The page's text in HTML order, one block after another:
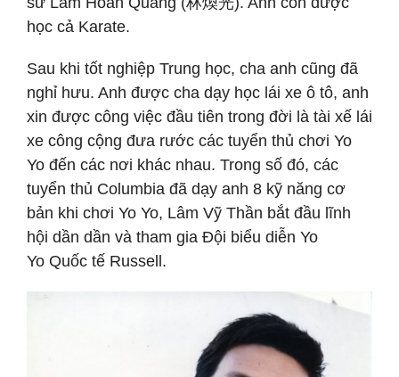
học cả Karate.
Sau khi tốt nghiệp Trung học, cha anh cũng đã
nghỉ hưu. Anh được cha dạy học lái xe ô tô, anh
xin được công việc đầu tiên trong đời là tài xế lái
xe công cộng đưa rước các tuyển thủ chơi Yo
Yo đến các nơi khác nhau. Trong số đó, các
tuyển thủ Columbia đã dạy anh 8 kỹ năng cơ
bản khi chơi Yo Yo, Lâm Vỹ Thần bắt đầu lĩnh
hội dần dần và tham gia Đội biểu diễn Yo
Yo Quốc tế Russell.